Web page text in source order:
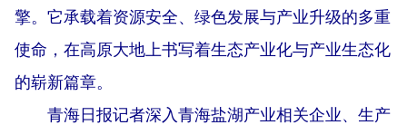
擎。它承载着资源安全、绿色发展与产业升级的多重
使命，在高原大地上书写着生态产业化与产业生态化
的崭新篇章。
青海日报记者深入青海盐湖产业相关企业、生产